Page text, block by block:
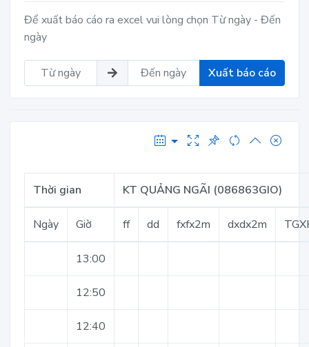
Để xuất báo cáo ra excel vui lòng chọn Từ ngày - Đến
ngày
Xuất báo cáo
Thời gian KT QUẢNG NGÃI (086863GIO)
Ngày Giờ ff dd fxfx2m dxdx2m
13:00
12:50
12:40